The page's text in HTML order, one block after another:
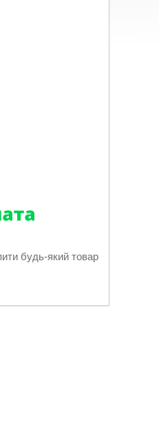
будь-який товар